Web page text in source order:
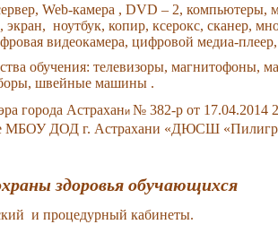
Web-камера , DVD – 2,
ноутбук, копир, ксерокс, сканер,
видеокамера, цифровой медиа-
обучения: телевизоры, магнитофоны,
швейные машины .
города Астрахани № 382-р от 17.04.2014
МБОУ ДОД г. Астрахани «ДЮСШ
здоровья обучающихся
и процедурный кабинеты.